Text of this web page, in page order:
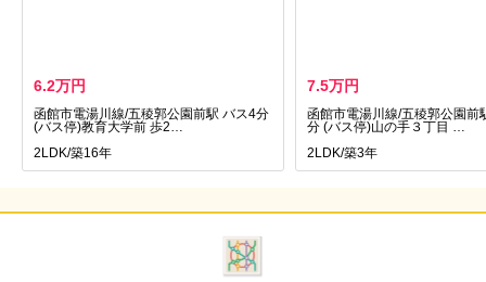
6.2万円
函館市電湯川線/五稜郭公園前駅 バス4分
(バス停)教育大学前 歩2…
2LDK/築16年
7.5万円
函館市電湯川線/五稜郭公園前
分 (バス停)山の手３丁目 …
2LDK/築3年